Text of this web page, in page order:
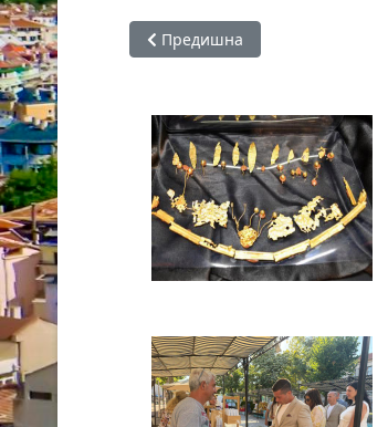
Предишна статия: Община
Предишна